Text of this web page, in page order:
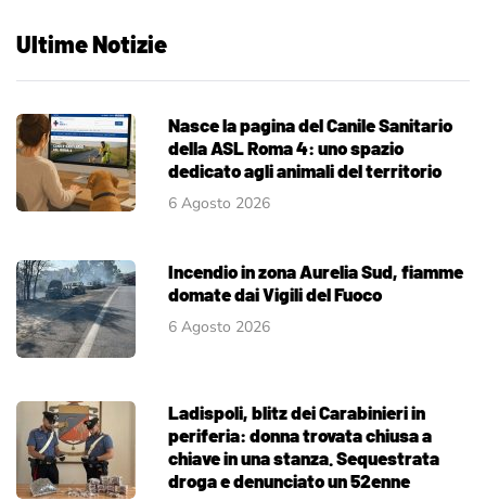
Ultime Notizie
Nasce la pagina del Canile Sanitario
della ASL Roma 4: uno spazio
dedicato agli animali del territorio
6 Agosto 2026
Incendio in zona Aurelia Sud, fiamme
domate dai Vigili del Fuoco
6 Agosto 2026
Ladispoli, blitz dei Carabinieri in
periferia: donna trovata chiusa a
chiave in una stanza. Sequestrata
droga e denunciato un 52enne